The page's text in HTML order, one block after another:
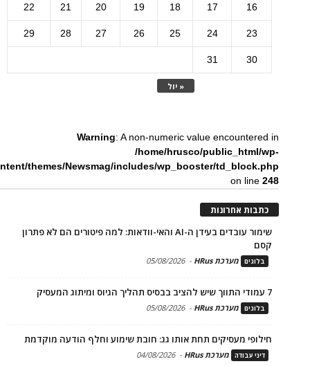
« יול
16
17
18
19
20
21
22
23
24
25
26
27
28
29
30
31
Warning: A non-numeric value encountered in
/home/hrusco/public_html/wp-
themes/Newsmag/includes/wp_booster/td_block.php
on line248
כתבות אחרונות
שימור עובדים בעידן ה-AI והאי-וודאות: למה פיטורים הם לא פתרון
קסם
בלוגים מערכת HRus -
05/08/2026
7 עמודי התווך שיש להציב בבסיס תהליך הגיוס ומיתוג המעסיק
בלוגים מערכת HRus -
05/08/2026
חילופי מעסיקים תחת אותו גג: חובת שימוע וחלף הודעה מוקדמת
דיני עבודה מערכת HRus -
04/08/2026